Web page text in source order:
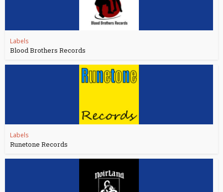
Labels
Blood Brothers Records
Labels
Runetone Records